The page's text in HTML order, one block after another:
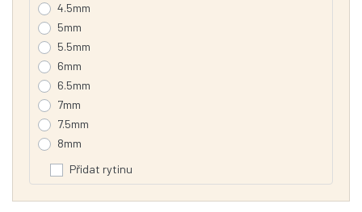
4.5mm
5mm
5.5mm
6mm
6.5mm
7mm
7.5mm
8mm
Přidat rytinu